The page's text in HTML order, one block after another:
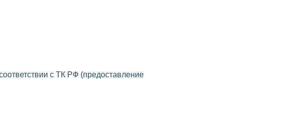
с ТК РФ (предоставление